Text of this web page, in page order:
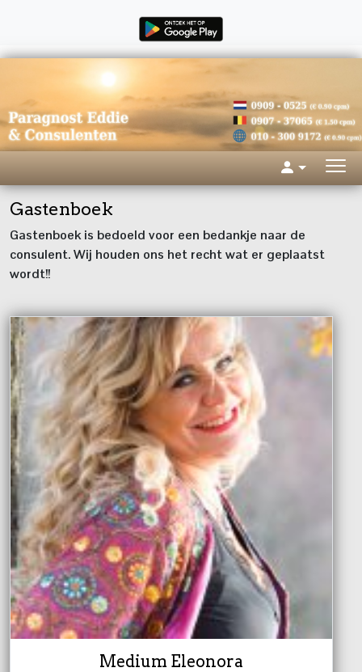
Gastenboek
Gastenboek is bedoeld voor een bedankje naar de
consulent. Wij houden ons het recht wat er geplaatst
wordt!!
Medium Eleonora